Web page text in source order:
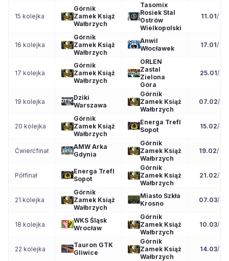
15 kolejka
Górnik
Zamek Książ
Wałbrzych
Tasomix
Rosiek Stal
Ostrów
Wielkopolski
11.01/
16 kolejka
Górnik
Zamek Książ
Wałbrzych
Anwil
Włocławek
17.01/
17 kolejka
Górnik
Zamek Książ
Wałbrzych
ORLEN
Zastal
Zielona
Góra
25.01/
19 kolejka
Dziki
Warszawa
Górnik
Zamek Książ
Wałbrzych
07.02/
20 kolejka
Górnik
Zamek Książ
Wałbrzych
Energa Trefl
Sopot
15.02/
Ćwierćfinał
AMW Arka
Gdynia
Górnik
Zamek Książ
Wałbrzych
19.02/
Półfinał
Energa Trefl
Sopot
Górnik
Zamek Książ
Wałbrzych
21.02/
21 kolejka
Górnik
Zamek Książ
Wałbrzych
Miasto Szkła
Krosno
07.03/
18 kolejka
WKS Śląsk
Wrocław
Górnik
Zamek Książ
Wałbrzych
10.03/
22 kolejka
Tauron GTK
Gliwice
Górnik
Zamek Książ
Wałbrzych
14.03/